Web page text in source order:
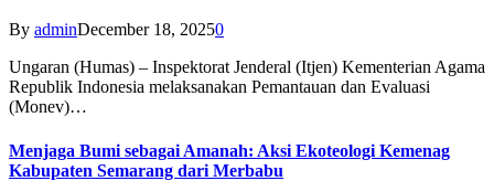
By adminDecember 18, 20250
Ungaran (Humas) – Inspektorat Jenderal (Itjen) Kementerian Agama
Republik Indonesia melaksanakan Pemantauan dan Evaluasi
(Monev)…
Menjaga Bumi sebagai Amanah: Aksi Ekoteologi Kemenag
Kabupaten Semarang dari Merbabu